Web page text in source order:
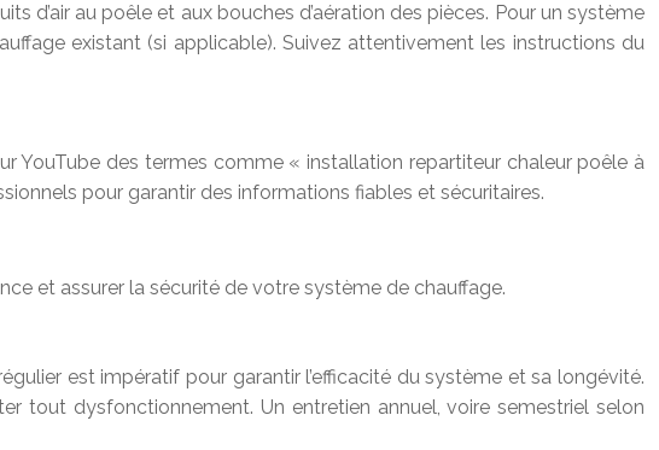
d’air au poêle et aux bouches d’aération des pièces. Pour un système
existant (si applicable). Suivez attentivement les instructions du
YouTube des termes comme « installation repartiteur chaleur poêle à
pour garantir des informations fiables et sécuritaires.
et assurer la sécurité de votre système de chauffage.
est impératif pour garantir l’efficacité du système et sa longévité.
tout dysfonctionnement. Un entretien annuel, voire semestriel selon